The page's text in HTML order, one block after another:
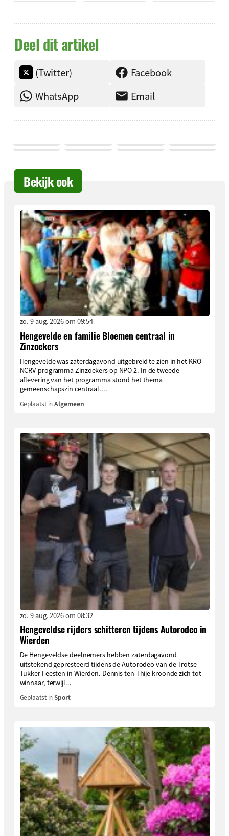
Deel dit artikel
(Twitter)
Facebook
WhatsApp
Email
Bekijk ook
zo. 9 aug. 2026 om 09:54
Hengevelde en familie Bloemen centraal in
Zinzoekers
Hengevelde was zaterdagavond uitgebreid te zien in het KRO-
NCRV-programma Zinzoekers op NPO 2. In de tweede
aflevering van het programma stond het thema
gemeenschapszin centraal....
Geplaatst inAlgemeen
zo. 9 aug. 2026 om 08:32
Hengeveldse rijders schitteren tijdens Autorodeo in
Wierden
De Hengeveldse deelnemers hebben zaterdagavond
uitstekend gepresteerd tijdens de Autorodeo van de Trotse
Tukker Feesten in Wierden. Dennis ten Thije kroonde zich tot
winnaar, terwijl...
Geplaatst inSport